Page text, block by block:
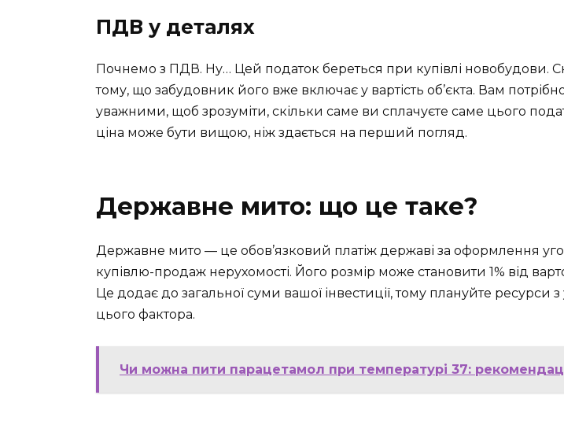
ПДВ у деталях
Почнемо з ПДВ. Ну… Цей податок береться при купівлі новобудови.
тому, що забудовник його вже включає у вартість об’єкта. Вам
уважними, щоб зрозуміти, скільки саме ви сплачуєте саме цього
ціна може бути вищою, ніж здається на перший погляд.
Державне мито: що це таке?
Державне мито — це обов’язковий платіж державі за оформлення
купівлю-продаж нерухомості. Його розмір може становити 1% від
Це додає до загальної суми вашої інвестиції, тому плануйте ресурси
цього фактора.
Чи можна пити парацетамол при температурі 37: